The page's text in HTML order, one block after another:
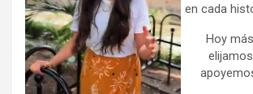
en cada
Hoy